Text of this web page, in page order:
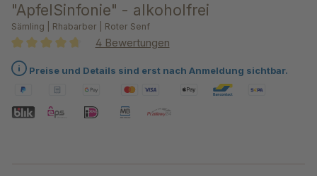
"ApfelSinfonie" - alkoholfrei
Sämling | Rhabarber | Roter Senf
Durchschnittliche Bewertung von 4.7 von 5 Sternen
4 Bewertungen
Preise und Details sind erst nach Anmeldung sichtbar.